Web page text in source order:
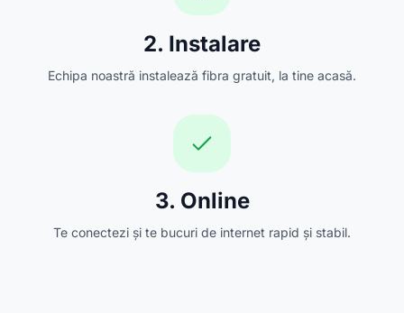
2. Instalare
Echipa noastră instalează fibra gratuit, la tine acasă.
3. Online
Te conectezi și te bucuri de internet rapid și stabil.